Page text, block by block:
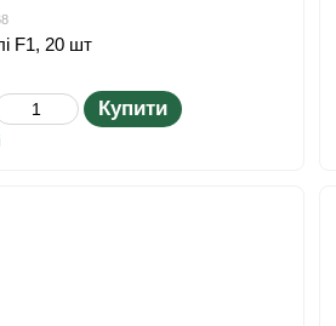
F1, 20 шт
Купити